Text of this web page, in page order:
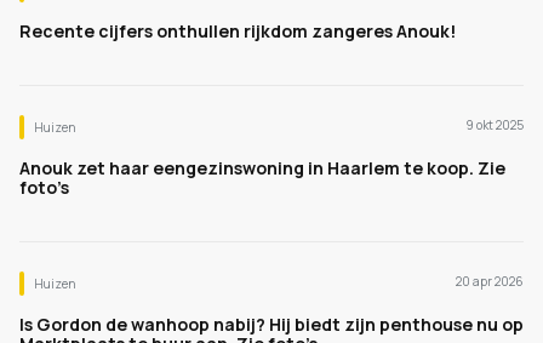
Recente cijfers onthullen rijkdom zangeres Anouk!
Huizen 9 okt 2025
Anouk zet haar eengezinswoning in Haarlem te koop. Zie
foto’s
Huizen 20 apr 2026
Is Gordon de wanhoop nabij? Hij biedt zijn penthouse nu op